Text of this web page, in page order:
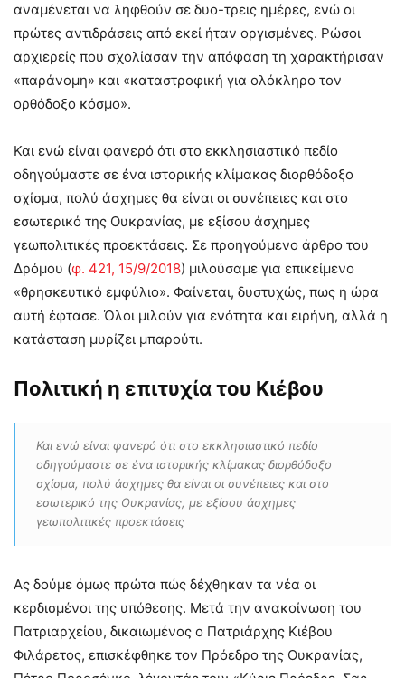
αναμένεται να ληφθούν σε δυο-τρεις ημέρες, ενώ οι
πρώτες αντιδράσεις από εκεί ήταν οργισμένες. Ρώσοι
αρχιερείς που σχολίασαν την απόφαση τη χαρακτήρισαν
«παράνομη» και «καταστροφική για ολόκληρο τον
ορθόδοξο κόσμο».
Και ενώ είναι φανερό ότι στο εκκλησιαστικό πεδίο
οδηγούμαστε σε ένα ιστορικής κλίμακας διορθόδοξο
σχίσμα, πολύ άσχημες θα είναι οι συνέπειες και στο
εσωτερικό της Ουκρανίας, με εξίσου άσχημες
γεωπολιτικές προεκτάσεις. Σε προηγούμενο άρθρο του
Δρόμου (φ. 421, 15/9/2018) μιλούσαμε για επικείμενο
«θρησκευτικό εμφύλιο». Φαίνεται, δυστυχώς, πως η ώρα
αυτή έφτασε. Όλοι μιλούν για ενότητα και ειρήνη, αλλά η
κατάσταση μυρίζει μπαρούτι.
Πολιτική η επιτυχία του Κιέβου
Και ενώ είναι φανερό ότι στο εκκλησιαστικό πεδίο
οδηγούμαστε σε ένα ιστορικής κλίμακας διορθόδοξο
σχίσμα, πολύ άσχημες θα είναι οι συνέπειες και στο
εσωτερικό της Ουκρανίας, με εξίσου άσχημες
γεωπολιτικές προεκτάσεις
Ας δούμε όμως πρώτα πώς δέχθηκαν τα νέα οι
κερδισμένοι της υπόθεσης. Μετά την ανακοίνωση του
Πατριαρχείου, δικαιωμένος ο Πατριάρχης Κιέβου
Φιλάρετος, επισκέφθηκε τον Πρόεδρο της Ουκρανίας,